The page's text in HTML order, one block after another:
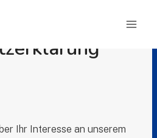
Ihr Interesse an unserem